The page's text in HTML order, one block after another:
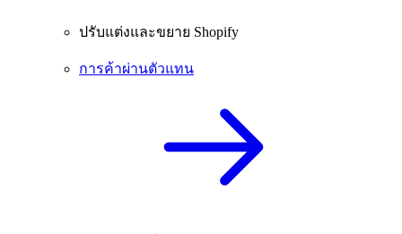
ปรับแต่งและขยาย Shopify
การค้าผ่านตัวแทน